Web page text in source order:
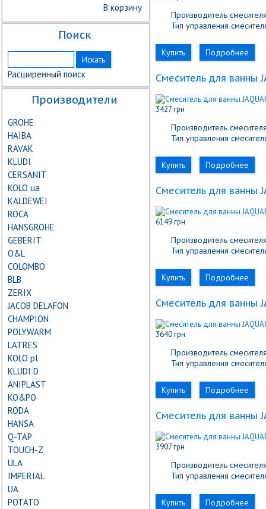
В корзину
Поиск
Расширенный поиск
Производители
GROHE
HAIBA
RAVAK
KLUDI
CERSANIT
KOLO ua
KALDEWEI
ROCA
HANSGROHE
GEBERIT
О&L
COLOMBO
BLB
ZERIX
JACOB DELAFON
CHAMPION
POLYWARM
LATRES
KOLO pl
KLUDI D
ANIPLAST
KO&PO
RODA
HANSA
Q-TAP
TOUCH-Z
ULA
IMPERIAL
UA
POTATO
Производитель
Тип управления
Купить Подробнее
Cмеситель для ванны
3427 грн
Производитель
Тип управления
Купить Подробнее
Cмеситель для ванны
6149 грн
Производитель
Тип управления
Купить Подробнее
Cмеситель для ванны
3640 грн
Производитель
Тип управления
Купить Подробнее
Cмеситель для ванны
3907 грн
Производитель
Тип управления
Купить Подробнее